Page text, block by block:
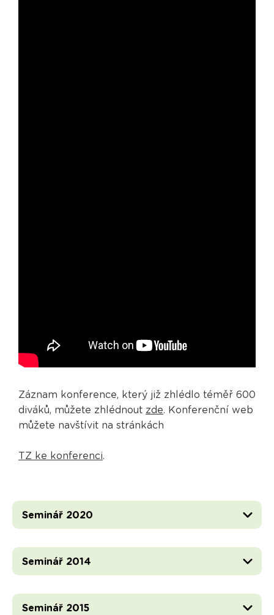
Záznam konference, který již zhlédlo téměř 600
diváků, můžete zhlédnout zde. Konferenční web
můžete navštívit na stránkách
TZ ke konferenci.
Seminář 2020
Seminář 2014
Seminář 2015